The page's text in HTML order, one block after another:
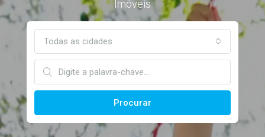
Imóveis
Todas as cidades
Procurar